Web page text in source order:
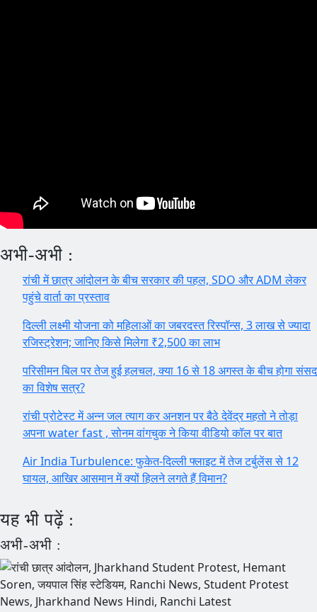
अभी-अभी :
रांची में छात्र आंदोलन के बीच सरकार की पहल, SDO और ADM लेकर
पहुंचे वार्ता का प्रस्ताव
दिल्ली लक्ष्मी योजना को महिलाओं का जबरदस्त रिस्पॉन्स, 3 लाख से ज्यादा
रजिस्ट्रेशन; जानिए किसे मिलेगा ₹2,500 का लाभ
परिसीमन बिल पर तेज हुई हलचल, क्या 16 से 18 अगस्त के बीच होगा संसद
का विशेष सत्र?
रांची प्रोटेस्ट में अन्न जल त्याग कर अनशन पर बैठे देवेंद्र महतो ने तोड़ा
अपना water fast , सोनम वांगचुक ने किया वीडियो कॉल पर बात
Air India Turbulence: फुकेत-दिल्ली फ्लाइट में तेज टर्बुलेंस से 12
घायल, आखिर आसमान में क्यों हिलने लगते हैं विमान?
यह भी पढ़ें :
अभी-अभी :